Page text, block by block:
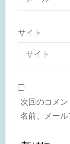
サイト
次回のコメ
名前、メール